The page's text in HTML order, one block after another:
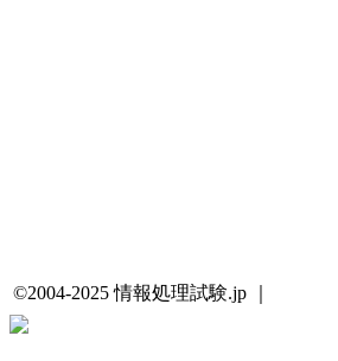
©2004-2025 情報処理試験.jp ｜